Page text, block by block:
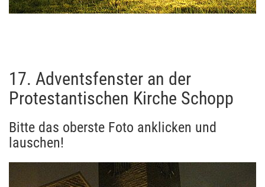
17. Adventsfenster an der
Protestantischen Kirche Schopp
Bitte das oberste Foto anklicken und
lauschen!